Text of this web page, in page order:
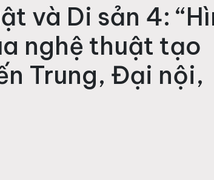
và Di sản 4:
nghệ thuật tạo
Trung, Đại nội,